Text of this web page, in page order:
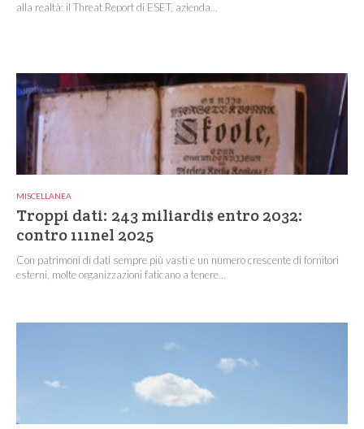
alla realtà: il Threat Report di ESET, azienda...
MISCELLANEA
Troppi dati: 243 miliardi$ entro 2032:
contro 111nel 2025
Con patrimoni di dati sempre più vasti e un numero crescente di fornitori
esterni, molte organizzazioni faticano a tenere...